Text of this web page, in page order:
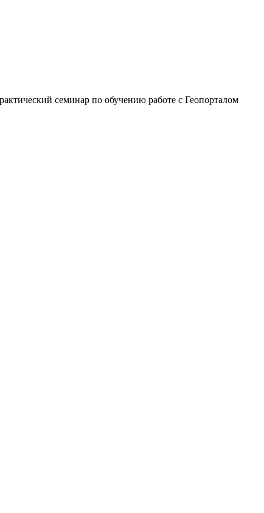
семинар по обучению работе с Геопорталом